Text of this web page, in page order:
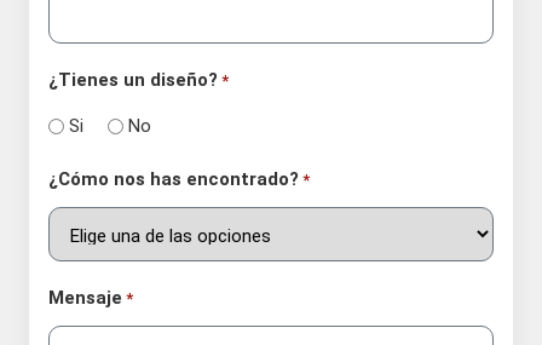
¿Tienes un diseño? *
Si No
¿Cómo nos has encontrado? *
Mensaje *